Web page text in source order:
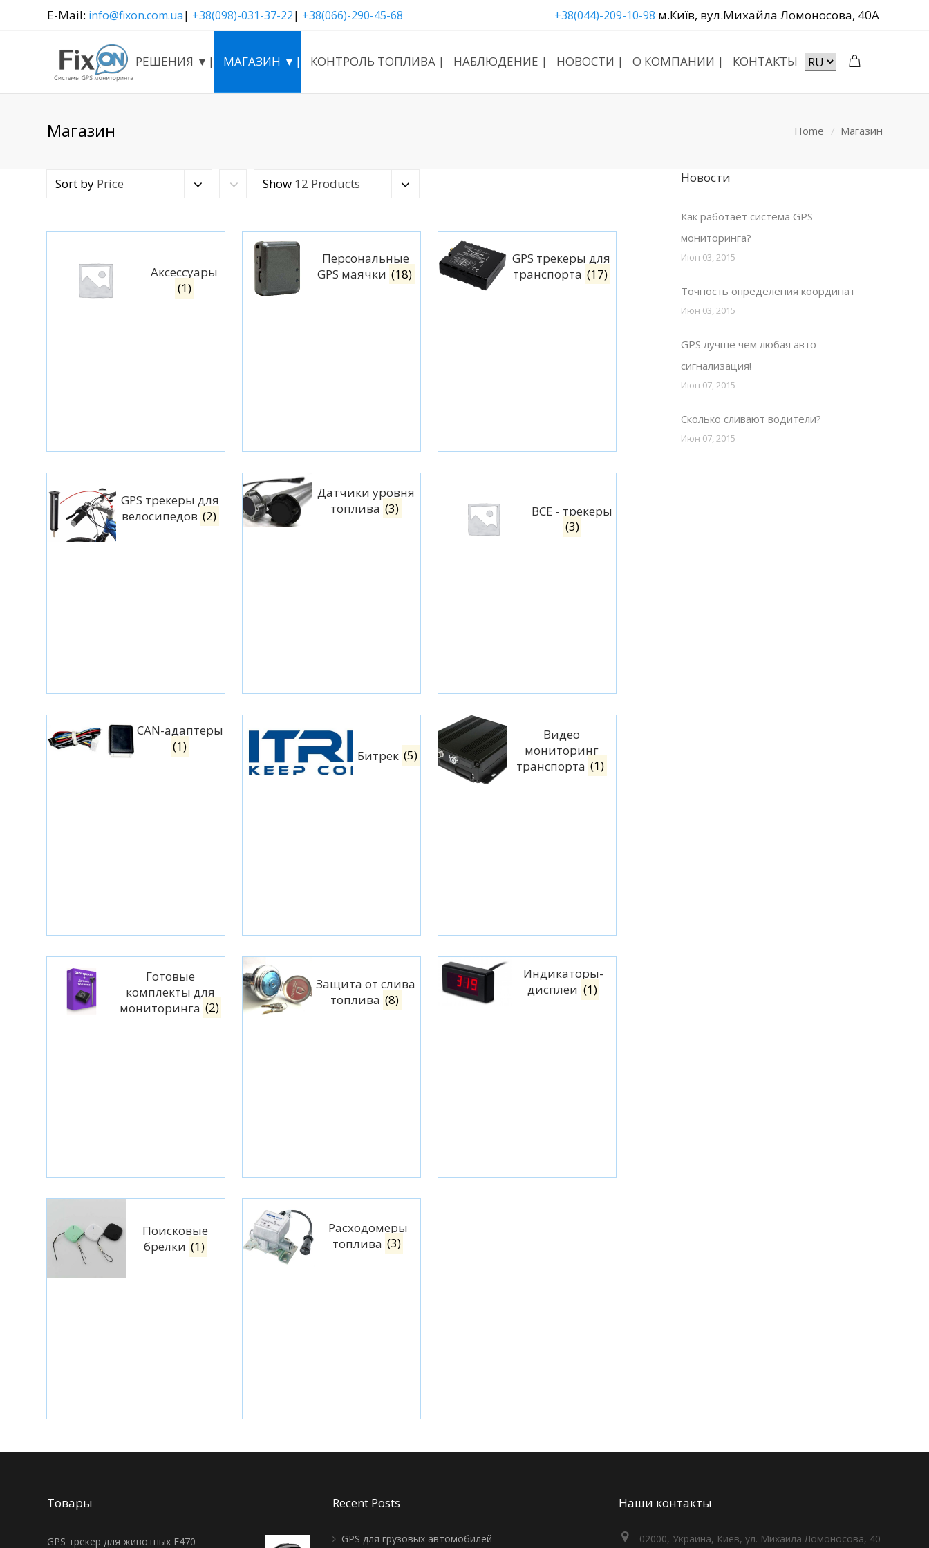
E-Mail: info@fixon.com.ua| +38(098)-031-37-22| +38(066)-290-45-68 +38(044)-209-10-98 м.Київ, вул.Михайла Ломоносова, 40А
РЕШЕНИЯ ▼| МАГАЗИН ▼| КОНТРОЛЬ ТОПЛИВА | НАБЛЮДЕНИЕ | НОВОСТИ | О КОМПАНИИ | КОНТАКТЫ
Магазин Home Магазин
Sort by Price Show 12 Products
Аксессуары
(1)
Персональные
GPS маячки (18)
GPS трекеры для
транспорта (17)
GPS трекеры для
велосипедов (2)
Датчики уровня
топлива (3)
BCE - трекеры
(3)
CAN-адаптеры
(1)
Битрек (5)
Видео
мониторинг
транспорта (1)
Готовые
комплекты для
мониторинга (2)
Защита от слива
топлива (8)
Индикаторы-
дисплеи (1)
Поисковые
брелки (1)
Расходомеры
топлива (3)
Новости
Как работает система GPS
мониторинга?
Июн 03, 2015
Точность определения координат
Июн 03, 2015
GPS лучше чем любая авто
сигнализация!
Июн 07, 2015
Сколько сливают водители?
Июн 07, 2015
Товары
GPS трекер для животных F470
Recent Posts
GPS для грузовых автомобилей
Наши контакты
02000, Украина, Киев, ул. Михаила Ломоносова, 40